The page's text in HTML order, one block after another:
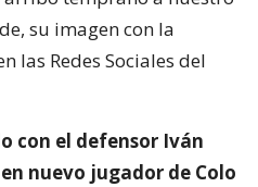
su imagen con la
las Redes Sociales del
con el defensor Iván
nuevo jugador de Colo